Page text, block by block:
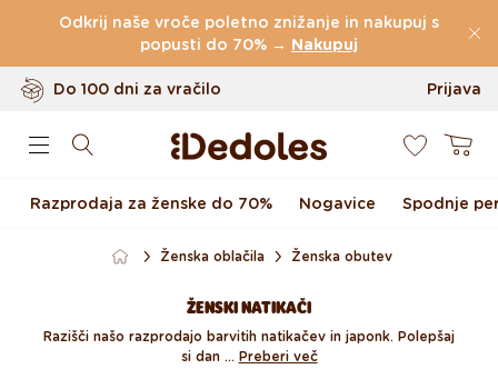
Preskoči na vsebino
Odkrij naše vroče poletno znižanje in nakupuj s
popusti do 70% → Nakupuj
Brezplačna dostava za naročila nad
Do 100 dni za vračilo
Izvirni dizajn ustvarjen pri nas
Prijava
Košarica
Razprodaja za ženske do 70% Nogavice Spodnje
Ženska oblačila Ženska obutev
ŽENSKI NATIKAČI
Razišči našo razprodajo barvitih natikačev in japonk. Polepšaj
si dan ... Preberi več